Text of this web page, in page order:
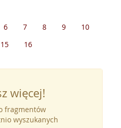
6 7 8 9
10
15 16
więcej!
fragmentów
wyszukanych